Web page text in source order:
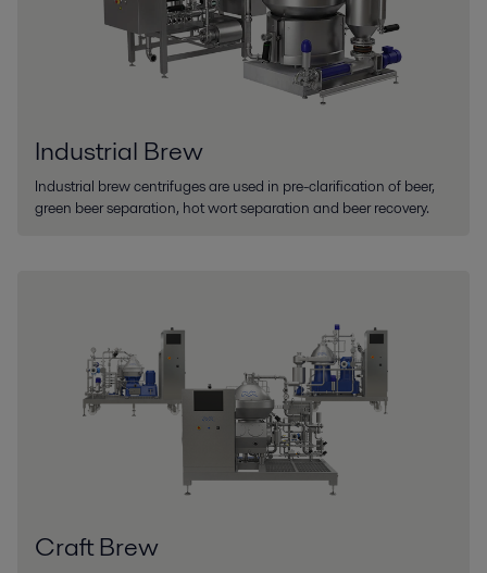
Industrial Brew
Industrial brew centrifuges are used in pre-clarification of beer,
green beer separation, hot wort separation and beer recovery.
Craft Brew